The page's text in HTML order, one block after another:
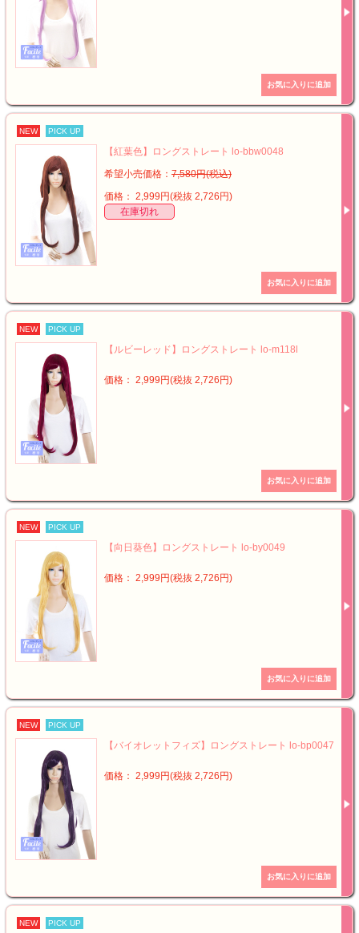
NEW PICK UP
【紅葉色】ロングストレート lo-bbw0048
希望小売価格： 7,580円(税込)
価格： 2,999円(税抜 2,726円)
在庫切れ
NEW PICK UP
【ルビーレッド】ロングストレート lo-m118l
価格： 2,999円(税抜 2,726円)
NEW PICK UP
【向日葵色】ロングストレート lo-by0049
価格： 2,999円(税抜 2,726円)
NEW PICK UP
【バイオレットフィズ】ロングストレート lo-bp0047
価格： 2,999円(税抜 2,726円)
NEW PICK UP